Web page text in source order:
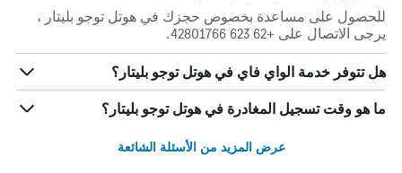
للحصول على مساعدة بخصوص حجزك في هوتل توجو بليتار ،
يرجى الاتصال على +62 623 42801766.
هل تتوفر خدمة الواي فاي في هوتل توجو بليتار؟
ما هو وقت تسجيل المغادرة في هوتل توجو بليتار؟
عرض المزيد من الأسئلة الشائعة